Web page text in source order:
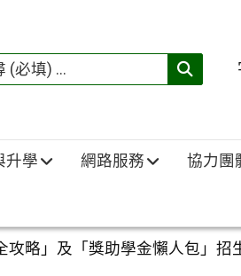
搜
填)：
升學 網路服務 協力團
略」及「獎助學金懶人包」招